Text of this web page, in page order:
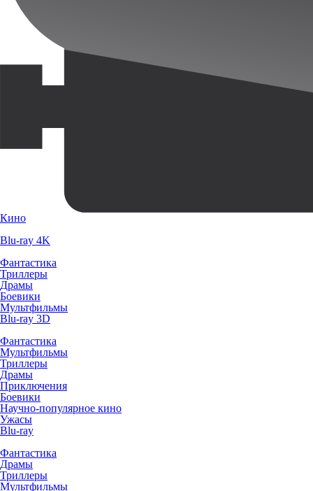
Кино
Blu-ray 4K
Фантастика
Триллеры
Драмы
Боевики
Мультфильмы
Blu-ray 3D
Фантастика
Мультфильмы
Триллеры
Драмы
Приключения
Боевики
Научно-популярное кино
Ужасы
Blu-ray
Фантастика
Драмы
Триллеры
Мультфильмы